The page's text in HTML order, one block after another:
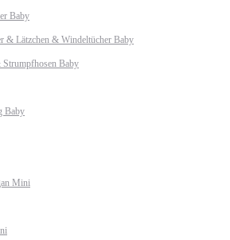
Baby
& Lätzchen & Windeltücher Baby
Strumpfhosen Baby
Baby
Mini